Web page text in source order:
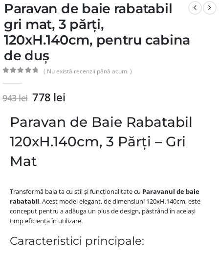
Paravan de baie rabatabil
gri mat, 3 părți,
120xH.140cm, pentru cabina
de duș
( Nu există recenzii până acum. )
943lei 778 lei
Paravan de Baie Rabatabil
120xH.140cm, 3 Părți – Gri
Mat
Transformă baia ta cu stil și funcționalitate cu Paravanul de baie
rabatabil. Acest model elegant, de dimensiuni 120xH.140cm, este
conceput pentru a adăuga un plus de design, păstrând în același
timp eficiența în utilizare.
Caracteristici principale: